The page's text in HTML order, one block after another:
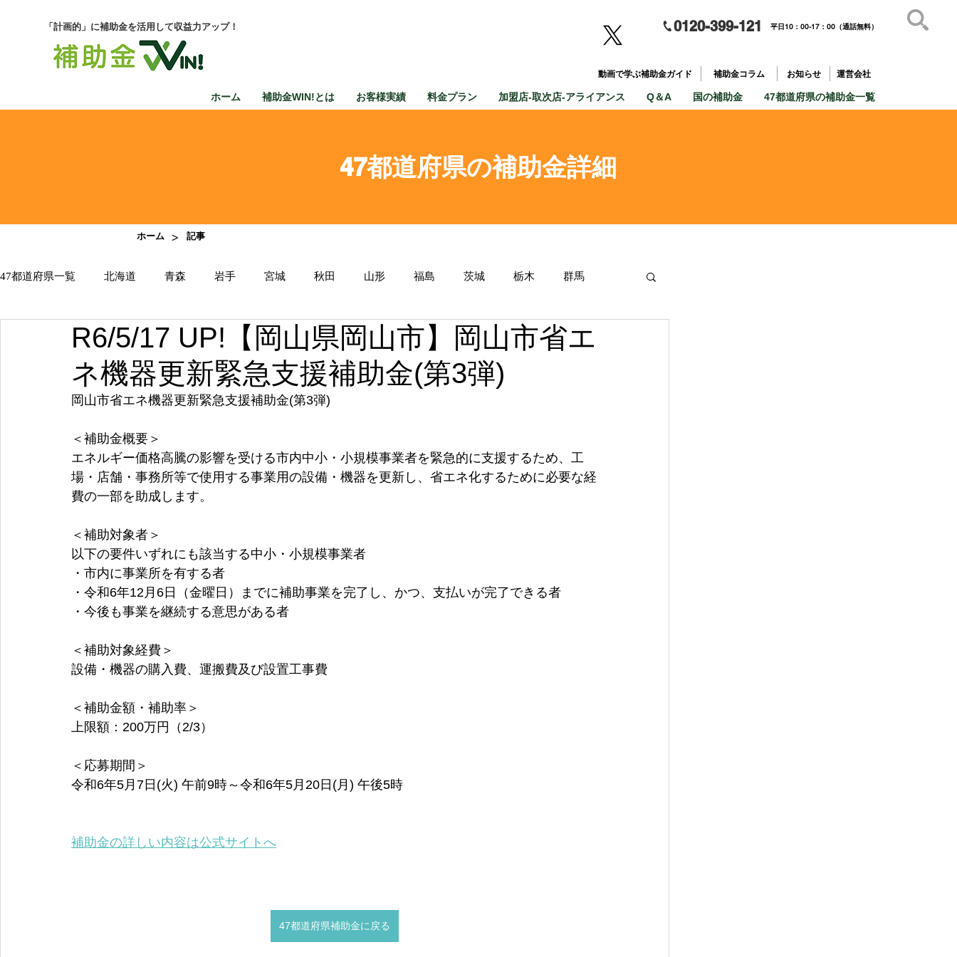
「計画的」に補助金を活用して収益力アップ！ 0120-399-121 平日10：00-17：00（通話無料）
動画で学ぶ補助金ガイド 補助金コラム お知らせ 運営会社
ホーム 補助金WIN!とは お客様実績 料金プラン 加盟店-取次店-アライアンス Q＆A 国の補助金 47都道府県の補助金一覧
47都道府県の補助金詳細
ホーム > 記事
47都道府県一覧 北海道 青森 岩手 宮城 秋田 山形 福島 茨城 栃木 群馬
千葉 東京 神奈川 新潟 富山 石川 福井 長野 岐阜 静岡
三重 滋賀 京都 大阪 兵庫 奈良 和歌山
R6/5/17 UP!【岡山県岡山市】岡山市省エ
ネ機器更新緊急支援補助金(第3弾)
岡山市省エネ機器更新緊急支援補助金(第3弾)
＜補助金概要＞
エネルギー価格高騰の影響を受ける市内中小・小規模事業者を緊急的に支援するため、工
場・店舗・事務所等で使用する事業用の設備・機器を更新し、省エネ化するために必要な経
費の一部を助成します。
＜補助対象者＞
以下の要件いずれにも該当する中小・小規模事業者
・市内に事業所を有する者
・令和6年12月6日（金曜日）までに補助事業を完了し、かつ、支払いが完了できる者
・今後も事業を継続する意思がある者
＜補助対象経費＞
設備・機器の購入費、運搬費及び設置工事費
＜補助金額・補助率＞
上限額：200万円（2/3）
＜応募期間＞
令和6年5月7日(火) 午前9時～令和6年5月20日(月) 午後5時
補助金の詳しい内容は公式サイトへ
47都道府県補助金に戻る